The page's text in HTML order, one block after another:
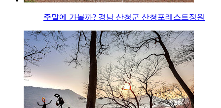
주말에 가볼까? 경남 산청군 산청포레스트정원